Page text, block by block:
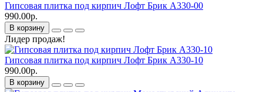
Гипсовая плитка под кирпич Лофт Брик A330-00
990.00р.
В корзину
Лидер продаж!
Гипсовая плитка под кирпич Лофт Брик A330-10
990.00р.
В корзину